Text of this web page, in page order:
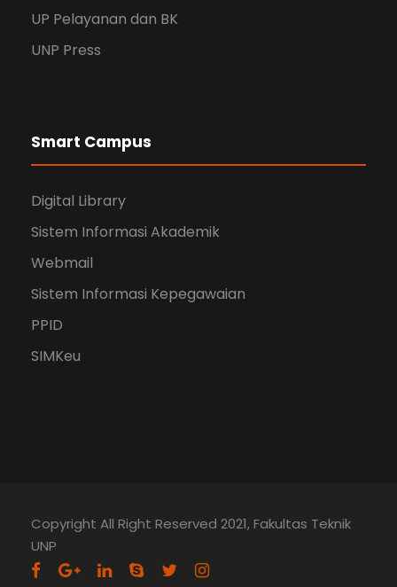
UP Pelayanan dan BK
UNP Press
Smart Campus
Digital Library
Sistem Informasi Akademik
Webmail
Sistem Informasi Kepegawaian
PPID
SIMKeu
Copyright All Right Reserved 2021, Fakultas Teknik
UNP